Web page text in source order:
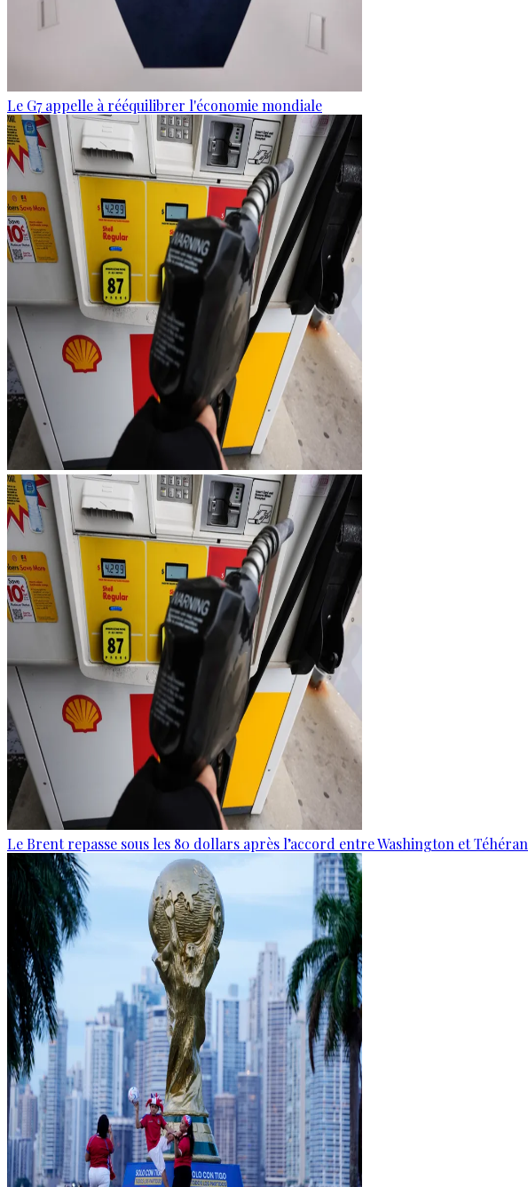
Le G7 appelle à rééquilibrer l'économie mondiale
Le Brent repasse sous les 80 dollars après l’accord entre Washington et Téhéran